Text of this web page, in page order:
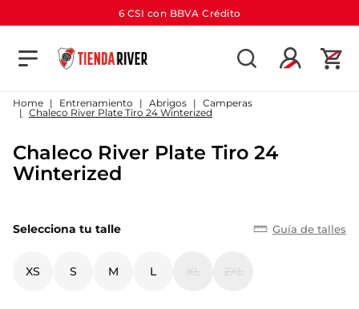
6 CSI con BBVA Crédito
Entrenamiento Abrigos
Camperas
Chaleco River Plate Tiro 24 Winterized
Chaleco River Plate Tiro 24
Winterized
Guía de talles
Selecciona tu talle
XS S M L
TÉRMINOS MÁS BUSCADOS
1
camiseta
3 .
gorra
4
short
6.
pantalon
camiseta river